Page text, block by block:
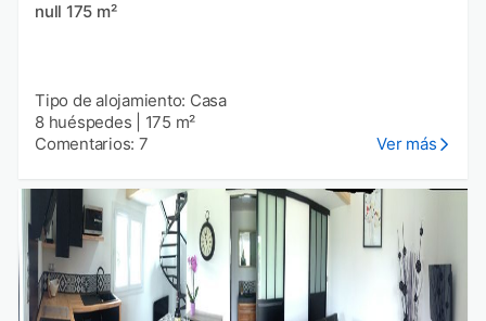
null 175 m²
Tipo de alojamiento: Casa
8 huéspedes
175 m²
Comentarios: 7
Ver más